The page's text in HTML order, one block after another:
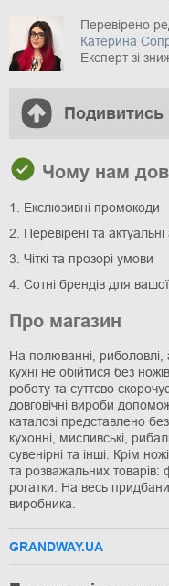
Перевірено
Катерина
Експерт зі
Подивитись
Чому нам
1. Екслюзивні промокоди
2. Перевірені та актуальні
3. Чіткі та прозорі умови
4. Сотні брендів для
Про магазин
На полюванні, риболовлі,
кухні не обійтися без
роботу та суттєво
довговічні вироби
каталозі представлено
кухонні, мисливські,
сувенірні та інші. Крім
та розважальних
рогатки. На весь
виробника.
GRANDWAY.UA